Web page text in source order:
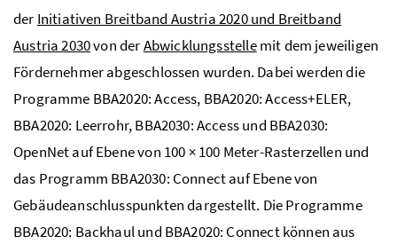
der Initiativen Breitband Austria 2020 und Breitband
Austria 2030von derAbwicklungsstellemit dem jeweiligen
Fördernehmer abgeschlossen wurden. Dabei werden die
Programme BBA2020: Access, BBA2020: Access+ELER,
BBA2020: Leerrohr, BBA2030: Access und BBA2030:
OpenNet auf Ebene von 100 × 100 Meter-Rasterzellen und
das Programm BBA2030: Connect auf Ebene von
Gebäudeanschlusspunkten dargestellt. Die Programme
BBA2020: Backhaul und BBA2020: Connect können aus